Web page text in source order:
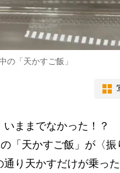
の「天かすご飯」
ままでなかった！？
「天かすご飯」が〈
通り天かすだけが乗っ